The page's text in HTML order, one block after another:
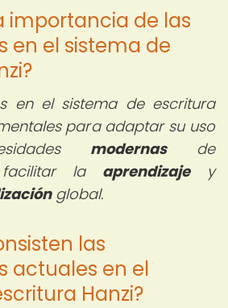
importancia de las
en el sistema de
en el sistema de escritura
para adaptar su uso
modernasde
facilitar la aprendizajey
global.
las
actuales en el
Hanzi?